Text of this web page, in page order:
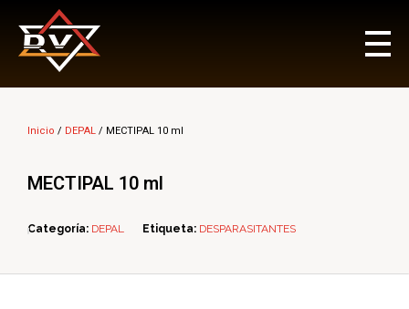
Multi Insumos DV
Inicio / DEPAL/ MECTIPAL 10 ml
MECTIPAL 10 ml
Categoría: DEPAL Etiqueta: DESPARASITANTES